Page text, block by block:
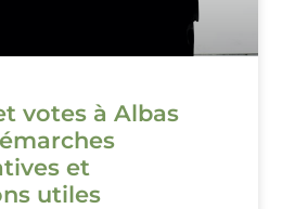
votes à Albas
et
utiles